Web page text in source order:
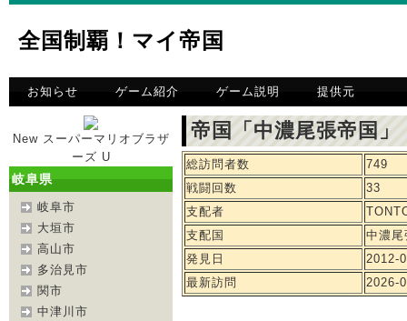
全国制覇！マイ帝国
お知らせ ゲーム紹介 ゲーム説明 提供元
New スーパーマリオブラザ
ーズ U
岐阜県
岐阜市
大垣市
高山市
多治見市
関市
中津川市
帝国「中濃尾張帝国
総訪問者数
749
戦闘回数
33
支配者
支配国
中濃
発見日
2012-
最新訪問
2026-